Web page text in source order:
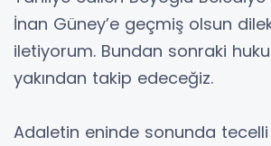
İnan Güney’e geçmiş olsun
iletiyorum. Bundan sonraki
yakından takip edeceğiz.
Adaletin eninde sonunda